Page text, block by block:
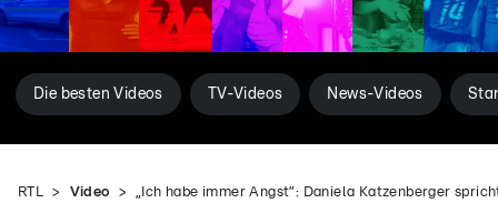
Die besten Videos TV-Videos News-Videos
RTL Video „Ich habe immer Angst”: Daniela Katzenberger